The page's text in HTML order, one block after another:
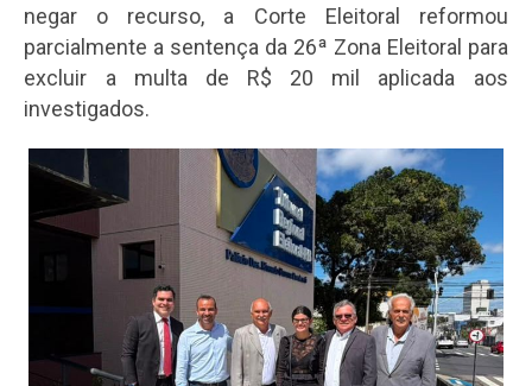
negar o recurso, a Corte Eleitoral reformou
parcialmente a sentença da 26ª Zona Eleitoral para
excluir a multa de R$ 20 mil aplicada aos
investigados.